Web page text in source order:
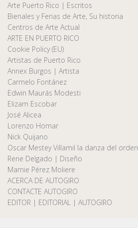
Arte Puerto Rico | Escritos
Bienales y Ferias de Arte, Su historia
Centros de Arte Actual
ARTE EN PUERTO RICO
Cookie Policy (EU)
Artistas de Puerto Rico
Annex Burgos | Artista
Carmelo Fontánez
Edwin Maurás Modesti
Elizam Escobar
José Alicea
Lorenzo Homar
Nick Quijano
Oscar Mestey Villamil la danza del orden
Rene Delgado | Diseño
Marnie Pérez Moliere
ACERCA DE AUTOGIRO
CONTACTE AUTOGIRO
EDITOR | EDITORIAL | AUTOGIRO